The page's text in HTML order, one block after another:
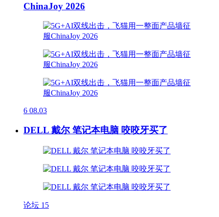
ChinaJoy 2026
6 08.03
DELL 戴尔 笔记本电脑 咬咬牙买了
论坛 15